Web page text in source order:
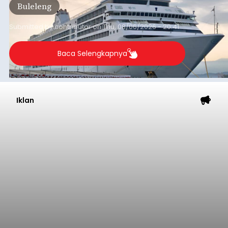
dibandingkan periode yang sama tahun lalu
yang tercatat sebesar 1,32 juta GT.
Buleleng
Submitted bycontributoronThu, 08/06/2026 - 20:41
Baca Selengkapnya
Iklan